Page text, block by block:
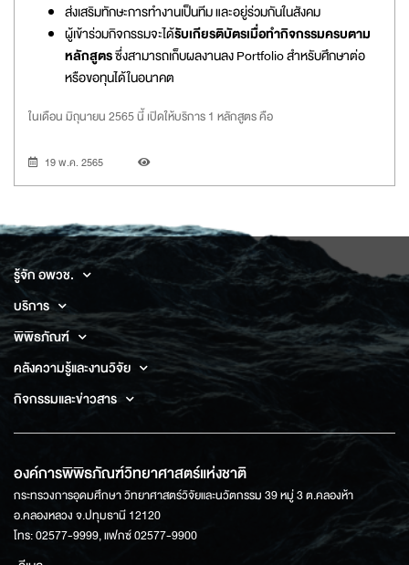
ส่งเสริมทักษะการทำงานเป็นทีม และอยู่ร่วมกันในสังคม
ผู้เข้าร่วมกิจกรรมจะได้รับเกียรติบัตรเมื่อทำกิจกรรมครบตาม
หลักสูตรซึ่งสามารถเก็บผลงานลง Portfolio สำหรับศึกษาต่อ
หรือขอทุนได้ในอนาคต
ในเดือน มิถุนายน 2565 นี้ เปิดให้บริการ 1 หลักสูตร คือ
19 พ.ค. 2565
รู้จัก อพวช.
บริการ
พิพิธภัณฑ์
คลังความรู้และงานวิจัย
กิจกรรมและข่าวสาร
องค์การพิพิธภัณฑ์วิทยาศาสตร์แห่งชาติ
กระทรวงการอุดมศึกษา วิทยาศาสตร์วิจัยและนวัตกรรม 39 หมู่ 3 ต.คลองห้า
อ.คลองหลวง จ.ปทุมธานี 12120
โทร: 02577-9999, แฟกซ์ 02577-9900